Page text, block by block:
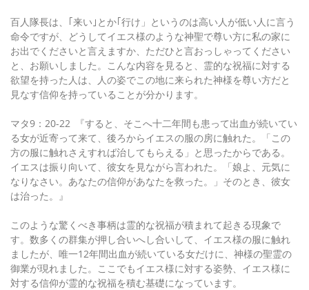
百人隊長は、｢来い｣とか｢行け」というのは高い人が低い人に言う
命令ですが、どうしてイエス様のような神聖で尊い方に私の家に
お出でくださいと言えますか、ただひと言おっしゃってください
と、お願いしました。こんな内容を見ると、霊的な祝福に対する
欲望を持った人は、人の姿でこの地に来られた神様を尊い方だと
見なす信仰を持っていることが分かります。
マタ9：20-22 『すると、そこへ十二年間も患って出血が続いてい
る女が近寄って来て、後ろからイエスの服の房に触れた。「この
方の服に触れさえすれば治してもらえる」と思ったからである。
イエスは振り向いて、彼女を見ながら言われた。「娘よ、元気に
なりなさい。あなたの信仰があなたを救った。」そのとき、彼女
は治った。』
このような驚くべき事柄は霊的な祝福が積まれて起きる現象で
す。数多くの群集が押し合いへし合いして、イエス様の服に触れ
ましたが、唯一12年間出血が続いている女だけに、神様の聖霊の
御業が現れました。ここでもイエス様に対する姿勢、イエス様に
対する信仰が霊的な祝福を積む基礎になっています。